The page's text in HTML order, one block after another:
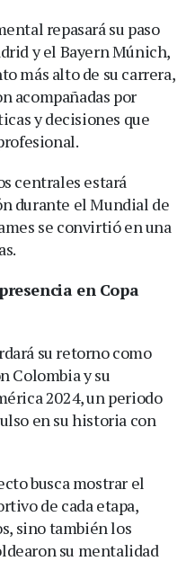
repasará su paso
y el Bayern Múnich,
más alto de su carrera,
acompañadas por
y decisiones que
centrales estará
durante el Mundial de
se convirtió en una
en Copa
su retorno como
Colombia y su
2024, un periodo
en su historia con
busca mostrar el
de cada etapa,
sino también los
su mentalidad